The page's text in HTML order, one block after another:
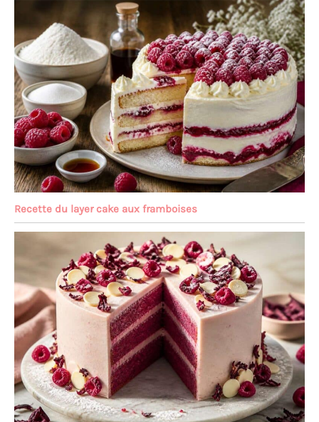
Recette du layer cake aux framboises